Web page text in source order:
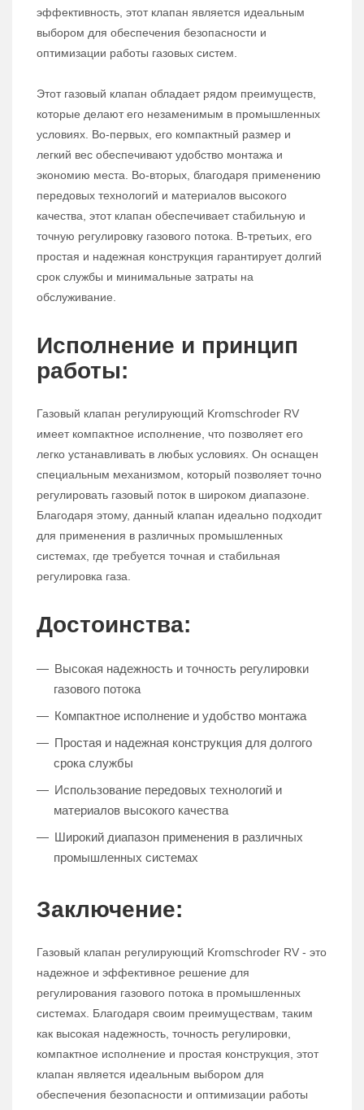
эффективность, этот клапан является идеальным
выбором для обеспечения безопасности и
оптимизации работы газовых систем.
Этот газовый клапан обладает рядом преимуществ,
которые делают его незаменимым в промышленных
условиях. Во-первых, его компактный размер и
легкий вес обеспечивают удобство монтажа и
экономию места. Во-вторых, благодаря применению
передовых технологий и материалов высокого
качества, этот клапан обеспечивает стабильную и
точную регулировку газового потока. В-третьих, его
простая и надежная конструкция гарантирует долгий
срок службы и минимальные затраты на
обслуживание.
Исполнение и принцип
работы:
Газовый клапан регулирующий Kromschroder RV
имеет компактное исполнение, что позволяет его
легко устанавливать в любых условиях. Он оснащен
специальным механизмом, который позволяет точно
регулировать газовый поток в широком диапазоне.
Благодаря этому, данный клапан идеально подходит
для применения в различных промышленных
системах, где требуется точная и стабильная
регулировка газа.
Достоинства:
Высокая надежность и точность регулировки
газового потока
Компактное исполнение и удобство монтажа
Простая и надежная конструкция для долгого
срока службы
Использование передовых технологий и
материалов высокого качества
Широкий диапазон применения в различных
промышленных системах
Заключение:
Газовый клапан регулирующий Kromschroder RV - это
надежное и эффективное решение для
регулирования газового потока в промышленных
системах. Благодаря своим преимуществам, таким
как высокая надежность, точность регулировки,
компактное исполнение и простая конструкция, этот
клапан является идеальным выбором для
обеспечения безопасности и оптимизации работы